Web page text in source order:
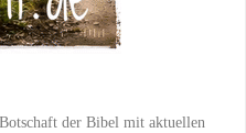
der Bibel mit aktuellen